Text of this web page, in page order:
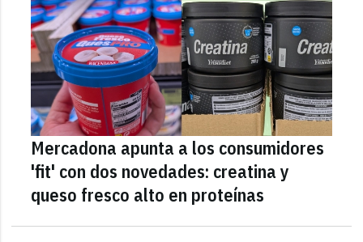
Mercadona apunta a los consumidores
'fit' con dos novedades: creatina y
queso fresco alto en proteínas